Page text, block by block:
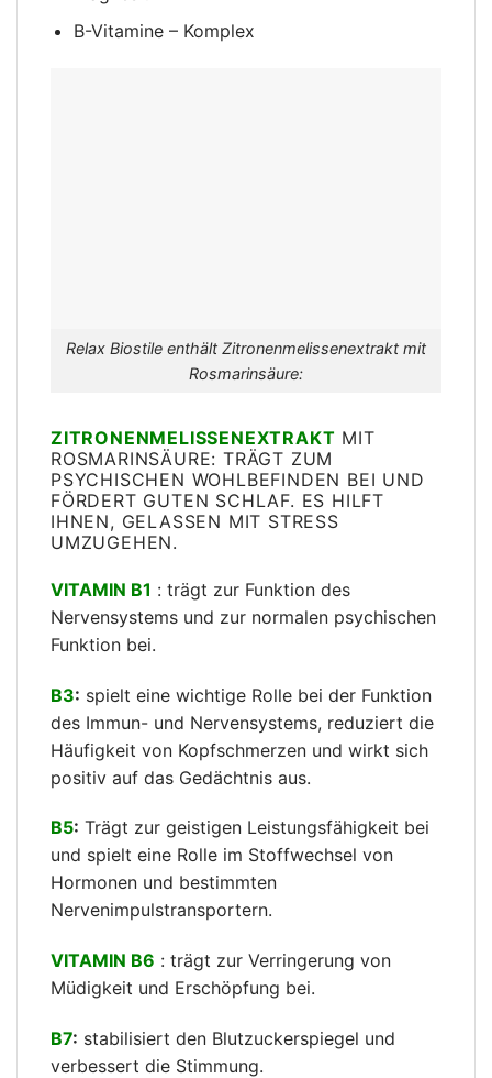
B-Vitamine – Komplex
Relax Biostile enthält Zitronenmelissenextrakt mit
Rosmarinsäure:
ZITRONENMELISSENEXTRAKT MIT
ROSMARINSÄURE: TRÄGT ZUM
PSYCHISCHEN WOHLBEFINDEN BEI UND
FÖRDERT GUTEN SCHLAF. ES HILFT
IHNEN, GELASSEN MIT STRESS
UMZUGEHEN.
VITAMIN B1 : trägt zur Funktion des
Nervensystems und zur normalen psychischen
Funktion bei.
B3: spielt eine wichtige Rolle bei der Funktion
des Immun- und Nervensystems, reduziert die
Häufigkeit von Kopfschmerzen und wirkt sich
positiv auf das Gedächtnis aus.
B5: Trägt zur geistigen Leistungsfähigkeit bei
und spielt eine Rolle im Stoffwechsel von
Hormonen und bestimmten
Nervenimpulstransportern.
VITAMIN B6 : trägt zur Verringerung von
Müdigkeit und Erschöpfung bei.
B7: stabilisiert den Blutzuckerspiegel und
verbessert die Stimmung.